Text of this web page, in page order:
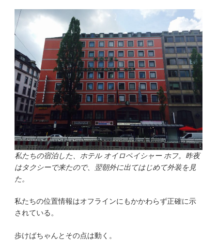
私たちの宿泊した、ホテル オイロペイシャー ホフ。昨夜
はタクシーで来たので、翌朝外に出てはじめて外装を見
た。
私たちの位置情報はオフラインにもかかわらず正確に示
されている。
歩けばちゃんとその点は動く。